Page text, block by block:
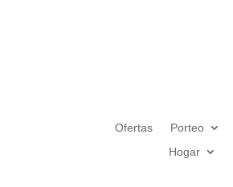
Ofertas Porteo
Hogar